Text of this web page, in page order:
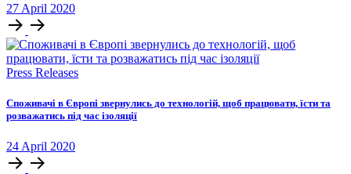
27 April 2020
Press Releases
Споживачі в Європі звернулись до технологій, щоб працювати, їсти та
розважатись під час ізоляції
24 April 2020